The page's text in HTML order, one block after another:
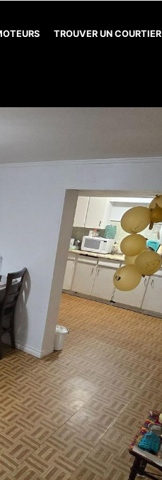
TROUVER UN COURTIER